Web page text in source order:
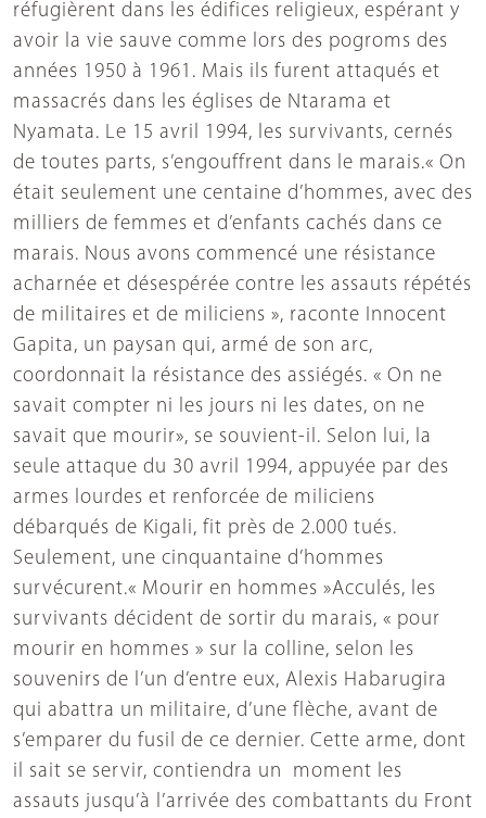
réfugièrent dans les édifices religieux, espérant y
avoir la vie sauve comme lors des pogroms des
années 1950 à 1961. Mais ils furent attaqués et
massacrés dans les églises de Ntarama et
Nyamata. Le 15 avril 1994, les survivants, cernés
de toutes parts, s’engouffrent dans le marais.« On
était seulement une centaine d’hommes, avec des
milliers de femmes et d’enfants cachés dans ce
marais. Nous avons commencé une résistance
acharnée et désespérée contre les assauts répétés
de militaires et de miliciens », raconte Innocent
Gapita, un paysan qui, armé de son arc,
coordonnait la résistance des assiégés. « On ne
savait compter ni les jours ni les dates, on ne
savait que mourir», se souvient-il. Selon lui, la
seule attaque du 30 avril 1994, appuyée par des
armes lourdes et renforcée de miliciens
débarqués de Kigali, fit près de 2.000 tués.
Seulement, une cinquantaine d’hommes
survécurent.« Mourir en hommes »Acculés, les
survivants décident de sortir du marais, « pour
mourir en hommes » sur la colline, selon les
souvenirs de l’un d’entre eux, Alexis Habarugira
qui abattra un militaire, d’une flèche, avant de
s’emparer du fusil de ce dernier. Cette arme, dont
il sait se servir, contiendra un moment les
assauts jusqu’à l’arrivée des combattants du Front